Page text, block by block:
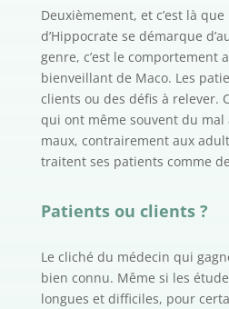
Deuxièmement, et c’est là que
d’Hippocrate se démarque
genre, c’est le comportement
bienveillant de Maco. Les
clients ou des défis à relever.
qui ont même souvent du
maux, contrairement aux
traitent ses patients comme
Patients ou clients ?
Le cliché du médecin qui
bien connu. Même si les
longues et difficiles, pour